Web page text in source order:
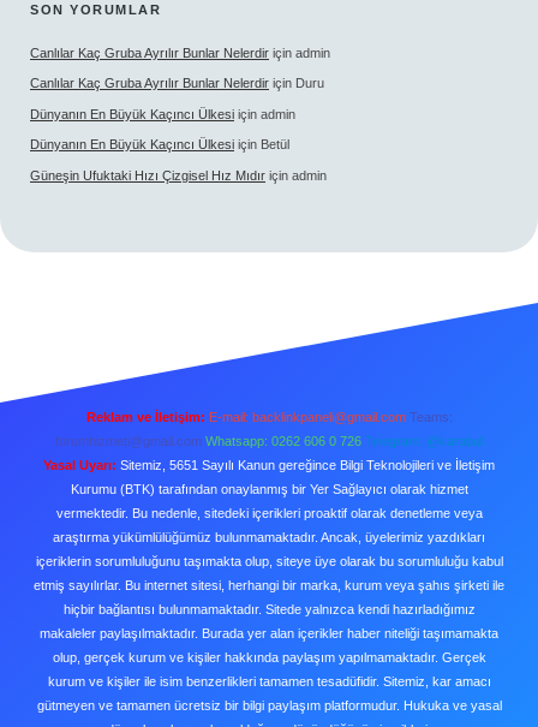
SON YORUMLAR
Canlılar Kaç Gruba Ayrılır Bunlar Nelerdir için admin
Canlılar Kaç Gruba Ayrılır Bunlar Nelerdir için Duru
Dünyanın En Büyük Kaçıncı Ülkesi için admin
Dünyanın En Büyük Kaçıncı Ülkesi için Betül
Güneşin Ufuktaki Hızı Çizgisel Hız Mıdır için admin
Reklam ve İletişim: E-mail: backlinkpaneli@gmail.com Teams:
forumhizmeti@gmail.com Whatsapp: 0262 606 0 726 Telegram: @karabul
Yasal Uyarı: Sitemiz, 5651 Sayılı Kanun gereğince Bilgi Teknolojileri ve İletişim
Kurumu (BTK) tarafından onaylanmış bir Yer Sağlayıcı olarak hizmet
vermektedir. Bu nedenle, sitedeki içerikleri proaktif olarak denetleme veya
araştırma yükümlülüğümüz bulunmamaktadır. Ancak, üyelerimiz yazdıkları
içeriklerin sorumluluğunu taşımakta olup, siteye üye olarak bu sorumluluğu kabul
etmiş sayılırlar. Bu internet sitesi, herhangi bir marka, kurum veya şahıs şirketi ile
hiçbir bağlantısı bulunmamaktadır. Sitede yalnızca kendi hazırladığımız
makaleler paylaşılmaktadır. Burada yer alan içerikler haber niteliği taşımamakta
olup, gerçek kurum ve kişiler hakkında paylaşım yapılmamaktadır. Gerçek
kurum ve kişiler ile isim benzerlikleri tamamen tesadüfidir. Sitemiz, kar amacı
gütmeyen ve tamamen ücretsiz bir bilgi paylaşım platformudur. Hukuka ve yasal